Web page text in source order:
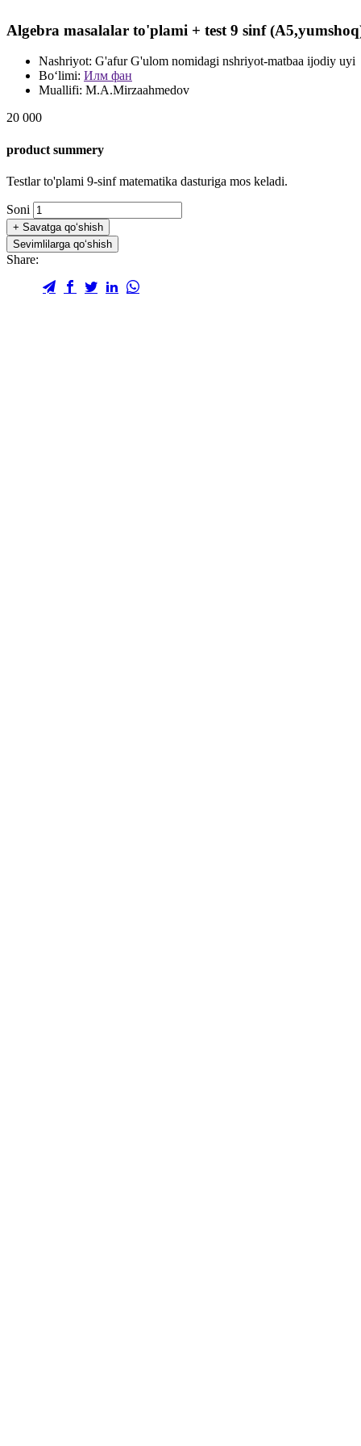
Algebra masalalar to'plami + test 9 sinf
Nashriyot: G'afur G'ulom nomidagi nshriyot-matbaa ijodiy uyi
Bo‘limi: Илм фан
Muallifi: M.A.Mirzaahmedov
20 000
product summery
Testlar to'plami 9-sinf matematika dasturiga mos keladi.
Soni
+ Savatga qo‘shish
Sevimlilarga qo‘shish
Share: